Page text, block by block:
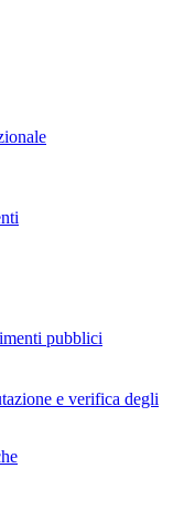
pubblici
e verifica degli